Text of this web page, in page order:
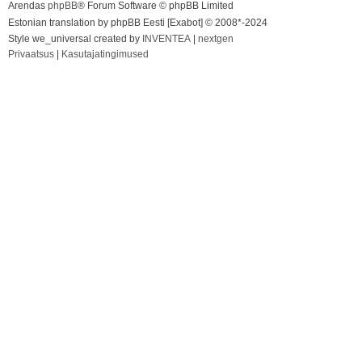
Arendas phpBB® Forum Software © phpBB Limited
Estonian translation by phpBB Eesti [Exabot] © 2008*-2024
Style we_universal created by INVENTEA
nextgen
Privaatsus
Kasutajatingimused